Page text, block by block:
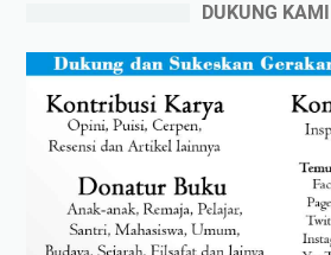
DUKUNG KAMI